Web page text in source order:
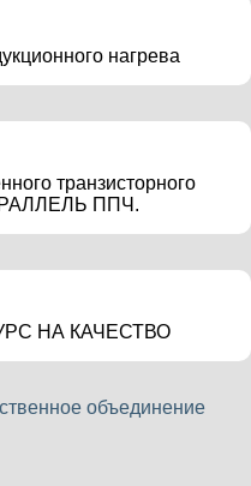
нагрева
транзисторного
ППЧ.
НА КАЧЕСТВО